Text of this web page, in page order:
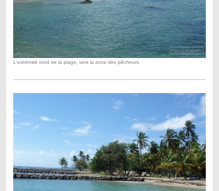
L'extrémité nord de la plage, vers la zone des pêcheurs.